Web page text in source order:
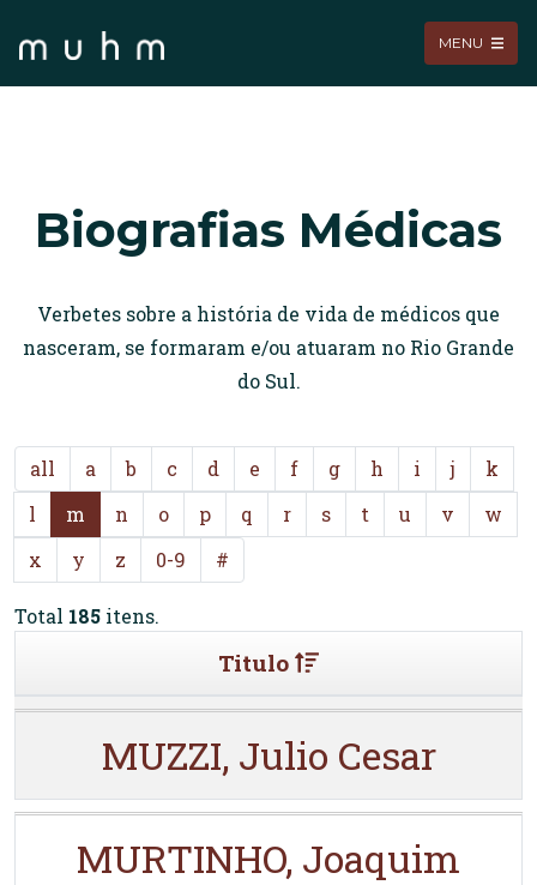
MENU
Biografias Médicas
Verbetes sobre a história de vida de médicos que
nasceram, se formaram e/ou atuaram no Rio Grande
do Sul.
all a b c d e f g h i j
k
l
m n o p q r s t u v
w
x
y z 0-9 #
Total 185 itens.
Titulo
MUZZI, Julio Cesar
MURTINHO, Joaquim